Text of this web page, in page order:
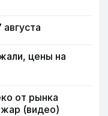
цены на
от рынка
(видео)